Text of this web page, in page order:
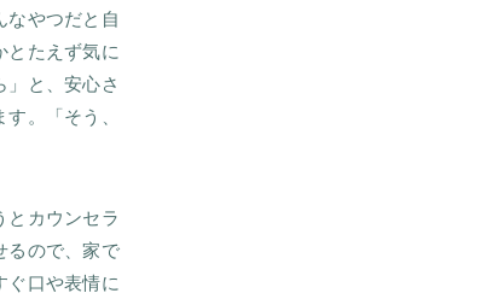
なやつだと自
とたえず気に
」と、安心さ
。「そう、
とカウンセラ
るので、家で
ぐ口や表情に